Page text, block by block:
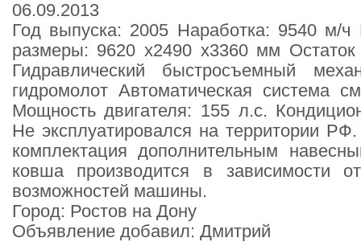
06.09.2013
Год выпуска: 2005 Наработка: 9540 м/ч
размеры: 9620 х2490 х3360 мм
Гидравлический быстросъемный
гидромолот Автоматическая система
Мощность двигателя: 155 л.с.
Не эксплуатировался на территории
комплектация дополнительным
ковша производится в зависимости
возможностей машины.
Город: Ростов на Дону
Объявление добавил: Дмитрий